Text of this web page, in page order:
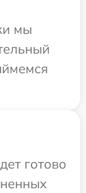
мы
готово